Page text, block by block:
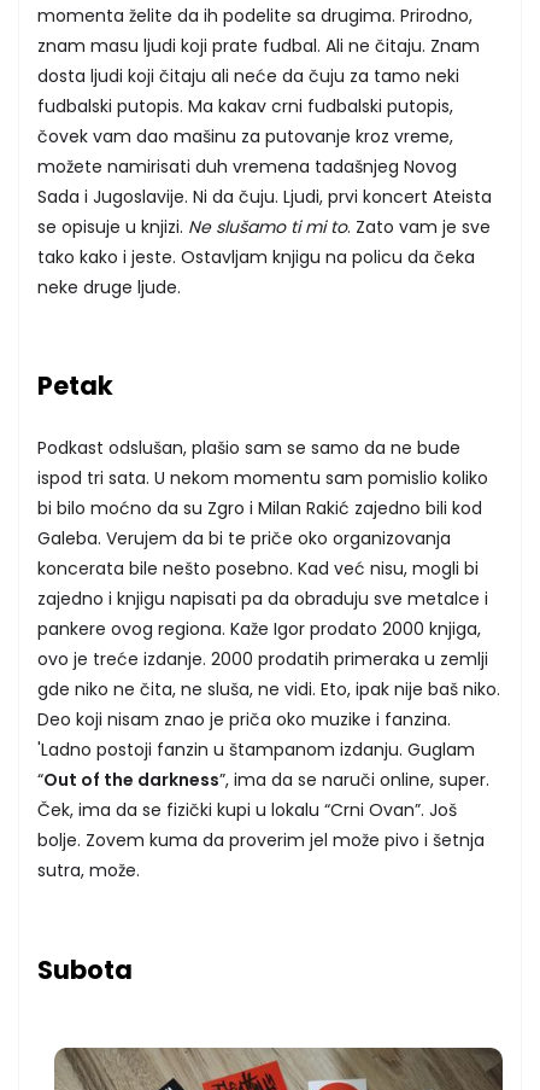
momenta želite da ih podelite sa drugima. Prirodno,
znam masu ljudi koji prate fudbal. Ali ne čitaju. Znam
dosta ljudi koji čitaju ali neće da čuju za tamo neki
fudbalski putopis. Ma kakav crni fudbalski putopis,
čovek vam dao mašinu za putovanje kroz vreme,
možete namirisati duh vremena tadašnjeg Novog
Sada i Jugoslavije. Ni da čuju. Ljudi, prvi koncert Ateista
se opisuje u knjizi. Ne slušamo ti mi to. Zato vam je sve
tako kako i jeste. Ostavljam knjigu na policu da čeka
neke druge ljude.
Petak
Podkast odslušan, plašio sam se samo da ne bude
ispod tri sata. U nekom momentu sam pomislio koliko
bi bilo moćno da su Zgro i Milan Rakić zajedno bili kod
Galeba. Verujem da bi te priče oko organizovanja
koncerata bile nešto posebno. Kad već nisu, mogli bi
zajedno i knjigu napisati pa da obraduju sve metalce i
pankere ovog regiona. Kaže Igor prodato 2000 knjiga,
ovo je treće izdanje. 2000 prodatih primeraka u zemlji
gde niko ne čita, ne sluša, ne vidi. Eto, ipak nije baš niko.
Deo koji nisam znao je priča oko muzike i fanzina.
'Ladno postoji fanzin u štampanom izdanju. Guglam
“Out of the darkness”, ima da se naruči online, super.
Ček, ima da se fizički kupi u lokalu “Crni Ovan”. Još
bolje. Zovem kuma da proverim jel može pivo i šetnja
sutra, može.
Subota